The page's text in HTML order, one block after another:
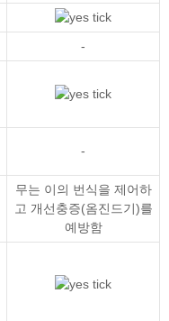
-
-
무는 이의 번식을 제어하
고 개선충증(옴진드기)를
예방함